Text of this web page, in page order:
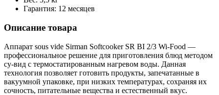
Гарантия: 12 месяцев
Описание товара
Аппарат sous vide Sirman Softcooker SR BI 2/3 Wi-Food —
профессиональное решение для приготовления блюд методом
су-вид с термостатированным нагревом воды. Данная
технология позволяет готовить продукты, запечатанные в
вакуумной упаковке, при низких температурах, сохраняя их
сочность, питательные вещества и естественный вкус.